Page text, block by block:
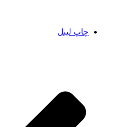
چاپ لیبل